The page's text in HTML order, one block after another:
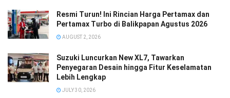
Resmi Turun! Ini Rincian Harga Pertamax dan
Pertamax Turbo di Balikpapan Agustus 2026
AUGUST 2, 2026
Suzuki Luncurkan New XL7, Tawarkan
Penyegaran Desain hingga Fitur Keselamatan
Lebih Lengkap
JULY 30, 2026